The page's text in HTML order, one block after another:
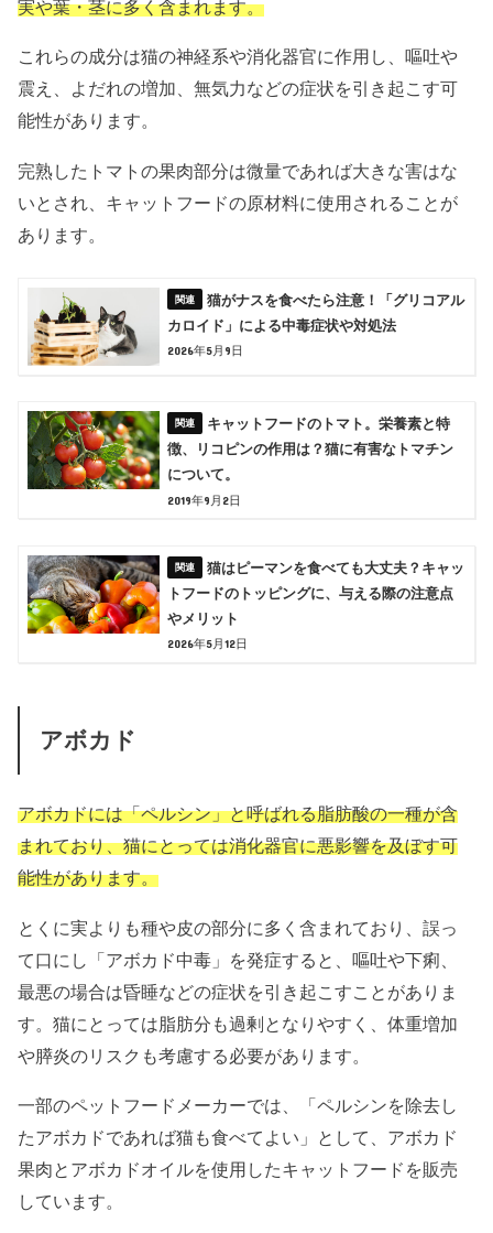
実や葉・茎に多く含まれます。
これらの成分は猫の神経系や消化器官に作用し、嘔吐や
震え、よだれの増加、無気力などの症状を引き起こす可
能性があります。
完熟したトマトの果肉部分は微量であれば大きな害はな
いとされ、キャットフードの原材料に使用されることが
あります。
猫がナスを食べたら注意！「グリコアル
カロイド」による中毒症状や対処法
2026年5月9日
キャットフードのトマト。栄養素と特
徴、リコピンの作用は？猫に有害なトマチン
について。
2019年9月2日
猫はピーマンを食べても大丈夫？キャッ
トフードのトッピングに、与える際の注意点
やメリット
2026年5月12日
アボカド
アボカドには「ペルシン」と呼ばれる脂肪酸の一種が含
まれており、猫にとっては消化器官に悪影響を及ぼす可
能性があります。
とくに実よりも種や皮の部分に多く含まれており、誤っ
て口にし「アボカド中毒」を発症すると、嘔吐や下痢、
最悪の場合は昏睡などの症状を引き起こすことがありま
す。猫にとっては脂肪分も過剰となりやすく、体重増加
や膵炎のリスクも考慮する必要があります。
一部のペットフードメーカーでは、「ペルシンを除去し
たアボカドであれば猫も食べてよい」として、アボカド
果肉とアボカドオイルを使用したキャットフードを販売
しています。